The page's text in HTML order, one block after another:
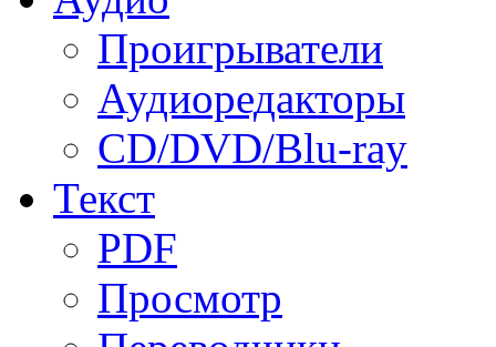
Проигрыватели
Аудиоредакторы
CD/DVD/Blu-ray
Текст
PDF
Просмотр